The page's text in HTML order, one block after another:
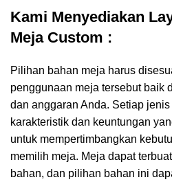
Kami Menyediakan
Meja Custom :
Pilihan bahan meja harus
penggunaan meja tersebut baik
dan anggaran Anda. Setiap
karakteristik dan keuntungan
untuk mempertimbangkan
memilih meja. Meja dapat
bahan, dan pilihan bahan ini